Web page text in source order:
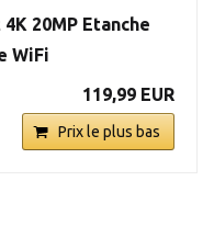
20MP Etanche
WiFi
119,99 EUR
Prix le plus bas